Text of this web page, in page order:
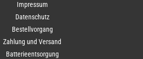
Impressum
Datenschutz
Bestellvorgang
Zahlung und Versand
Batterieentsorgung